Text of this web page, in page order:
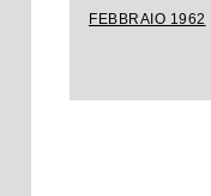
FEBBRAIO 1962